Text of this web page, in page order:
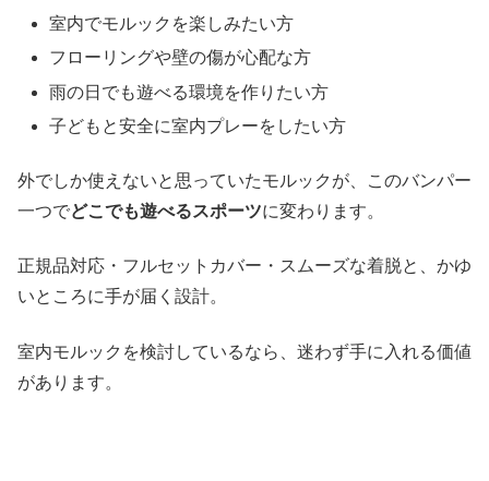
室内でモルックを楽しみたい方
フローリングや壁の傷が心配な方
雨の日でも遊べる環境を作りたい方
子どもと安全に室内プレーをしたい方
外でしか使えないと思っていたモルックが、このバンパー
一つでどこでも遊べるスポーツに変わります。
正規品対応・フルセットカバー・スムーズな着脱と、かゆ
いところに手が届く設計。
室内モルックを検討しているなら、迷わず手に入れる価値
があります。